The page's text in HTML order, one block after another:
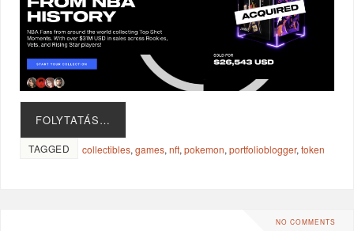
FOLYTATÁS…
TAGGED collectibles,games,nft,pokemon,portfolioblogger,token
NO COMMENTS